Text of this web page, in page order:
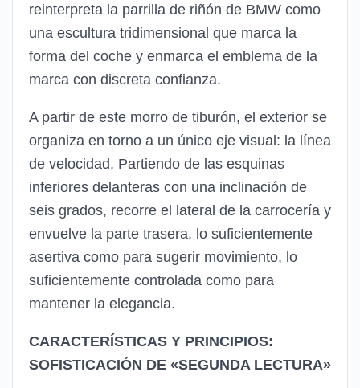
reinterpreta la parrilla de riñón de BMW como
una escultura tridimensional que marca la
forma del coche y enmarca el emblema de la
marca con discreta confianza.
A partir de este morro de tiburón, el exterior se
organiza en torno a un único eje visual: la línea
de velocidad. Partiendo de las esquinas
inferiores delanteras con una inclinación de
seis grados, recorre el lateral de la carrocería y
envuelve la parte trasera, lo suficientemente
asertiva como para sugerir movimiento, lo
suficientemente controlada como para
mantener la elegancia.
CARACTERÍSTICAS Y PRINCIPIOS:
SOFISTICACIÓN DE «SEGUNDA LECTURA»